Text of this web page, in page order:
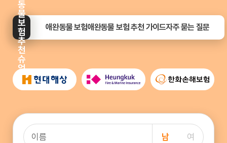
동
물
보
험
추
천
슈
업
애완동물 보험애완동물 보험 추천 가이드자주 묻는 질문
남 여